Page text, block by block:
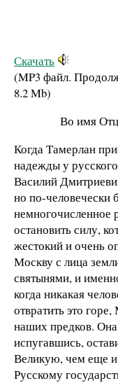
Скачать
(MP3 файл.
8.2 Mb)
Во имя
Когда Тамерлан
надежды у
Василий
но по-человечески
немногочисленное
остановить силу,
жестокий и очень
Москву с лица
святынями, и
когда никакая
отвратить это
наших предков.
испугавшись,
Великую, чем еще
Русскому